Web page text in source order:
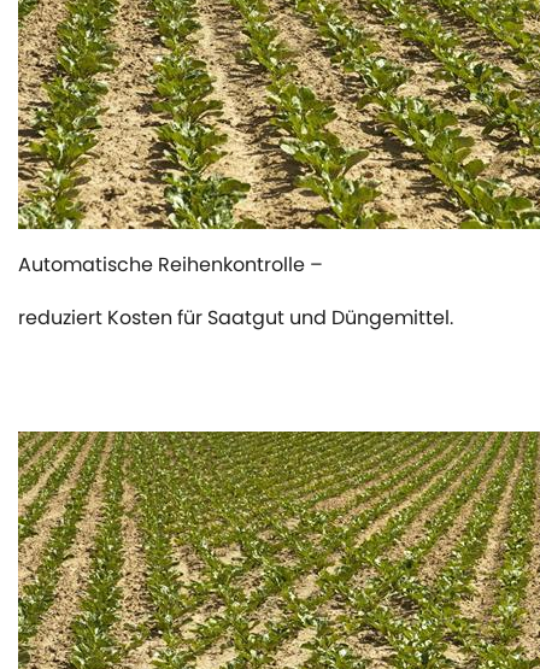
Automatische Reihenkontrolle –
reduziert Kosten für Saatgut und Düngemittel.